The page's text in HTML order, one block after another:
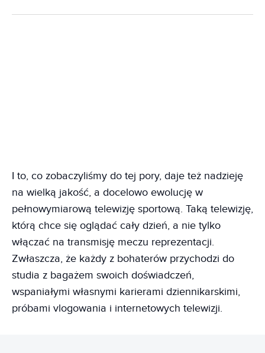
I to, co zobaczyliśmy do tej pory, daje też nadzieję
na wielką jakość, a docelowo ewolucję w
pełnowymiarową telewizję sportową. Taką telewizję,
którą chce się oglądać cały dzień, a nie tylko
włączać na transmisję meczu reprezentacji.
Zwłaszcza, że każdy z bohaterów przychodzi do
studia z bagażem swoich doświadczeń,
wspaniałymi własnymi karierami dziennikarskimi,
próbami vlogowania i internetowych telewizji.